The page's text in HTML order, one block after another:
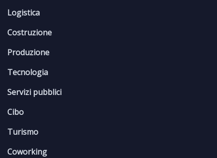
Logistica
Costruzione
Produzione
Tecnologia
Servizi pubblici
Cibo
Turismo
Coworking